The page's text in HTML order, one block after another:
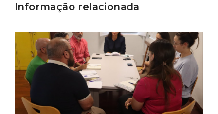
Informação relacionada